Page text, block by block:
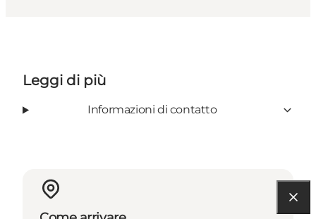
Leggi di più
Informazioni di contatto